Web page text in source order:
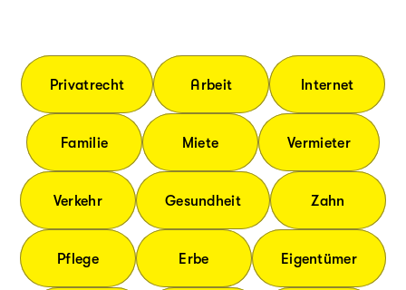
Privatrecht Arbeit Internet
Familie Miete Vermieter
Verkehr Gesundheit Zahn
Pflege Erbe Eigentümer